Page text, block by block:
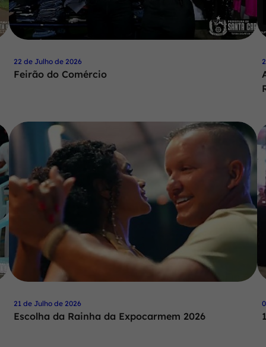
22 de Julho de 2026
Feirão do Comércio
21 de Julho de 2026
Escolha da Rainha da Expocarmem 2026